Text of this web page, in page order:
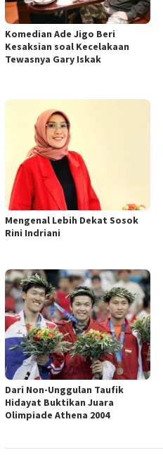
Komedian Ade Jigo Beri
Kesaksian soal Kecelakaan
Tewasnya Gary Iskak
Mengenal Lebih Dekat Sosok
Rini Indriani
Dari Non-Unggulan Taufik
Hidayat Buktikan Juara
Olimpiade Athena 2004